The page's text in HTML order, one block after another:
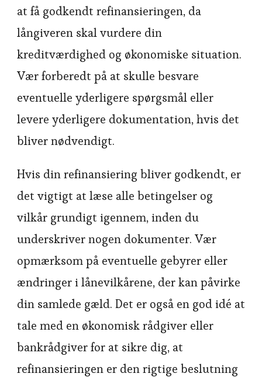
at få godkendt refinansieringen, da
långiveren skal vurdere din
kreditværdighed og økonomiske situation.
Vær forberedt på at skulle besvare
eventuelle yderligere spørgsmål eller
levere yderligere dokumentation, hvis det
bliver nødvendigt.
Hvis din refinansiering bliver godkendt, er
det vigtigt at læse alle betingelser og
vilkår grundigt igennem, inden du
underskriver nogen dokumenter. Vær
opmærksom på eventuelle gebyrer eller
ændringer i lånevilkårene, der kan påvirke
din samlede gæld. Det er også en god idé at
tale med en økonomisk rådgiver eller
bankrådgiver for at sikre dig, at
refinansieringen er den rigtige beslutning